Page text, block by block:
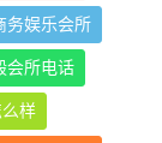
务娱乐会所
会所电话
样